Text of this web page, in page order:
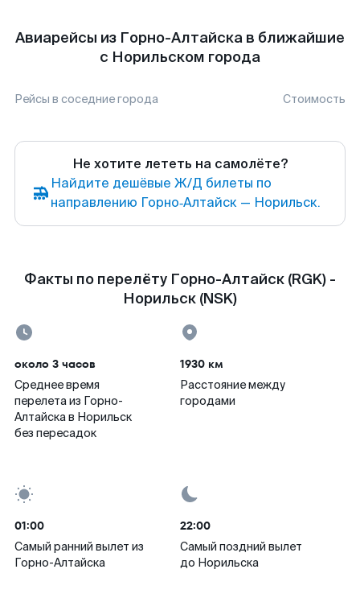
Авиарейсы из Горно-Алтайска в ближайшие
с Норильском города
Рейсы в соседние города Стоимость
Не хотите лететь на самолёте?
Найдите дешёвые Ж/Д билеты по
направлению Горно‑Алтайск — Норильск.
Факты по перелёту Горно-Алтайск (RGK) -
Норильск (NSK)
около 3 часов
Среднее время
перелета из Горно-
Алтайска в Норильск
без пересадок
1930 км
Расстояние между
городами
01:00
Самый ранний вылет из
Горно-Алтайска
22:00
Самый поздний вылет
до Норильска